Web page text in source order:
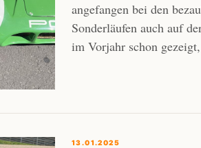
angefangen bei den
Sonderläufen auch auf
im Vorjahr schon
13.01.2025